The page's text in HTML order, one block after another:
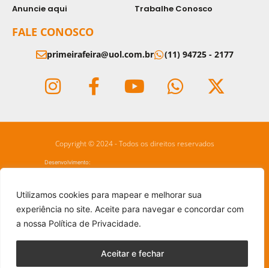
Utilizamos cookies para mapear e melhorar sua
experiência no site. Aceite para navegar e concordar com
a nossa Política de Privacidade.
Aceitar e fechar
Anuncie aqui
Trabalhe Conosco
FALE CONOSCO
primeirafeira@uol.com.br (11) 94725 - 2177
Copyright © 2024 - Todos os direitos reservados
Desenvolvimento: